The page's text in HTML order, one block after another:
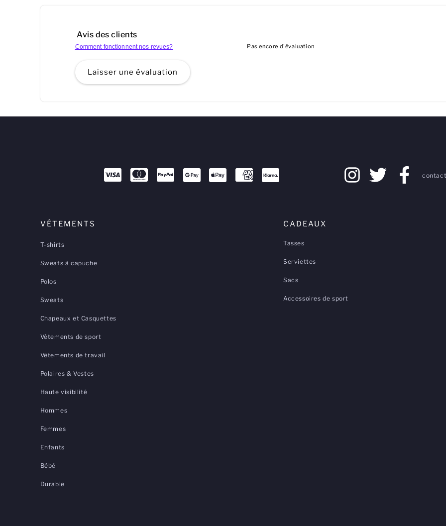
Avis des clients
Comment fonctionnent nos revues?
Laisser une évaluation
Pas encore d'évaluation
VÊTEMENTS
T-shirts
Sweats à capuche
Polos
Sweats
Chapeaux et Casquettes
Vêtements de sport
Vêtements de travail
Polaires & Vestes
Haute visibilité
Hommes
Femmes
Enfants
Bébé
Durable
CADEAUX
Tasses
Serviettes
Sacs
Accessoires de sport